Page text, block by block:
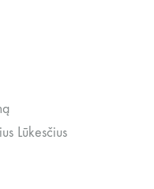
Lūkesčius